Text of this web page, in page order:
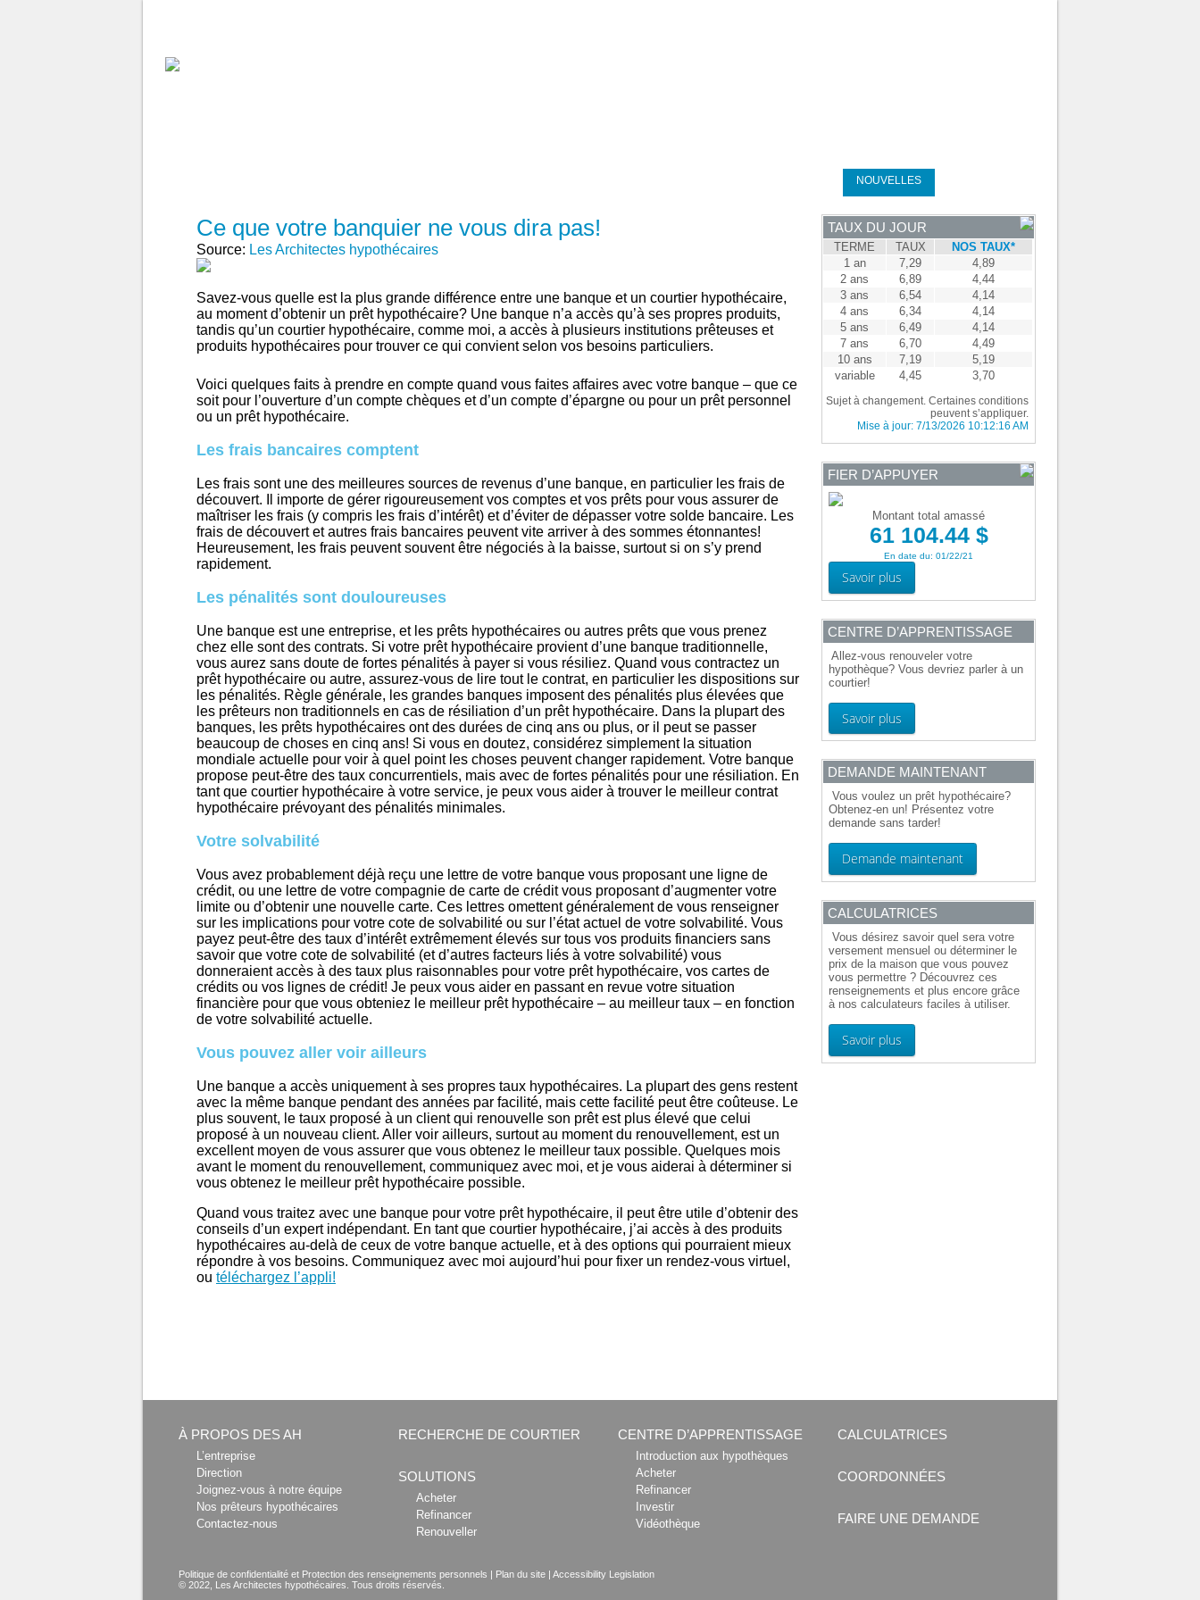
NOUVELLES
Ce que votre banquier ne vous dira pas!
Source: Les Architectes hypothécaires
Savez-vous quelle est la plus grande différence entre une banque et un courtier hypothécaire,
au moment d’obtenir un prêt hypothécaire? Une banque n’a accès qu’à ses propres produits,
tandis qu’un courtier hypothécaire, comme moi, a accès à plusieurs institutions prêteuses et
produits hypothécaires pour trouver ce qui convient selon vos besoins particuliers.
Voici quelques faits à prendre en compte quand vous faites affaires avec votre banque – que ce
soit pour l’ouverture d’un compte chèques et d’un compte d’épargne ou pour un prêt personnel
ou un prêt hypothécaire.
Les frais bancaires comptent
Les frais sont une des meilleures sources de revenus d’une banque, en particulier les frais de
découvert. Il importe de gérer rigoureusement vos comptes et vos prêts pour vous assurer de
maîtriser les frais (y compris les frais d’intérêt) et d’éviter de dépasser votre solde bancaire. Les
frais de découvert et autres frais bancaires peuvent vite arriver à des sommes étonnantes!
Heureusement, les frais peuvent souvent être négociés à la baisse, surtout si on s’y prend
rapidement.
Les pénalités sont douloureuses
Une banque est une entreprise, et les prêts hypothécaires ou autres prêts que vous prenez
chez elle sont des contrats. Si votre prêt hypothécaire provient d’une banque traditionnelle,
vous aurez sans doute de fortes pénalités à payer si vous résiliez. Quand vous contractez un
prêt hypothécaire ou autre, assurez-vous de lire tout le contrat, en particulier les dispositions sur
les pénalités. Règle générale, les grandes banques imposent des pénalités plus élevées que
les prêteurs non traditionnels en cas de résiliation d’un prêt hypothécaire. Dans la plupart des
banques, les prêts hypothécaires ont des durées de cinq ans ou plus, or il peut se passer
beaucoup de choses en cinq ans! Si vous en doutez, considérez simplement la situation
mondiale actuelle pour voir à quel point les choses peuvent changer rapidement. Votre banque
propose peut-être des taux concurrentiels, mais avec de fortes pénalités pour une résiliation. En
tant que courtier hypothécaire à votre service, je peux vous aider à trouver le meilleur contrat
hypothécaire prévoyant des pénalités minimales.
Votre solvabilité
Vous avez probablement déjà reçu une lettre de votre banque vous proposant une ligne de
crédit, ou une lettre de votre compagnie de carte de crédit vous proposant d’augmenter votre
limite ou d’obtenir une nouvelle carte. Ces lettres omettent généralement de vous renseigner
sur les implications pour votre cote de solvabilité ou sur l’état actuel de votre solvabilité. Vous
payez peut-être des taux d’intérêt extrêmement élevés sur tous vos produits financiers sans
savoir que votre cote de solvabilité (et d’autres facteurs liés à votre solvabilité) vous
donneraient accès à des taux plus raisonnables pour votre prêt hypothécaire, vos cartes de
crédits ou vos lignes de crédit! Je peux vous aider en passant en revue votre situation
financière pour que vous obteniez le meilleur prêt hypothécaire – au meilleur taux – en fonction
de votre solvabilité actuelle.
Vous pouvez aller voir ailleurs
Une banque a accès uniquement à ses propres taux hypothécaires. La plupart des gens restent
avec la même banque pendant des années par facilité, mais cette facilité peut être coûteuse. Le
plus souvent, le taux proposé à un client qui renouvelle son prêt est plus élevé que celui
proposé à un nouveau client. Aller voir ailleurs, surtout au moment du renouvellement, est un
excellent moyen de vous assurer que vous obtenez le meilleur taux possible. Quelques mois
avant le moment du renouvellement, communiquez avec moi, et je vous aiderai à déterminer si
vous obtenez le meilleur prêt hypothécaire possible.
Quand vous traitez avec une banque pour votre prêt hypothécaire, il peut être utile d’obtenir des
conseils d’un expert indépendant. En tant que courtier hypothécaire, j’ai accès à des produits
hypothécaires au-delà de ceux de votre banque actuelle, et à des options qui pourraient mieux
répondre à vos besoins. Communiquez avec moi aujourd’hui pour fixer un rendez-vous virtuel,
ou téléchargez l’appli!
TAUX DU JOUR
TERME TAUX
NOS TAUX*
1 an
7,29
4,89
2 ans
6,89
4,44
3 ans
6,54
4,14
4 ans
6,34
4,14
5 ans
6,49
4,14
7 ans
6,70
4,49
10 ans
7,19
5,19
variable
4,45 3,70
Sujet à changement. Certaines conditions
peuvent s’appliquer.
Mise à jour: 7/13/2026 10:12:16 AM
FIER D’APPUYER
Montant total amassé
61 104.44 $
En date du: 01/22/21
Savoir plus
CENTRE D’APPRENTISSAGE
Allez-vous renouveler votre
hypothèque? Vous devriez parler à un
courtier!
Savoir plus
DEMANDE MAINTENANT
Vous voulez un prêt hypothécaire?
Obtenez-en un! Présentez votre
demande sans tarder!
Demande maintenant
CALCULATRICES
Vous désirez savoir quel sera votre
versement mensuel ou déterminer le
prix de la maison que vous pouvez
vous permettre ? Découvrez ces
renseignements et plus encore grâce
à nos calculateurs faciles à utiliser.
Savoir plus
À PROPOS DES AH
L’entreprise
Direction
Joignez-vous à notre équipe
Nos prêteurs hypothécaires
Contactez-nous
RECHERCHE DE COURTIER
SOLUTIONS
Acheter
Refinancer
Renouveller
CENTRE D’APPRENTISSAGE
Introduction aux hypothèques
Acheter
Refinancer
Investir
Vidéothèque
CALCULATRICES
COORDONNÉES
FAIRE UNE DEMANDE
Politique de confidentialité et Protection des renseignements personnels | Plan du site | Accessibility Legislation
© 2022, Les Architectes hypothécaires. Tous droits réservés.